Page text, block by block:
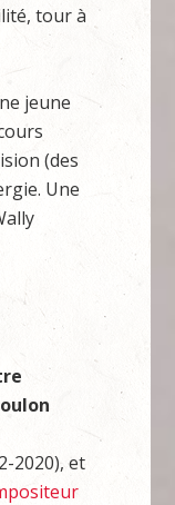
tour à
jeune
(des
Une
2020), et